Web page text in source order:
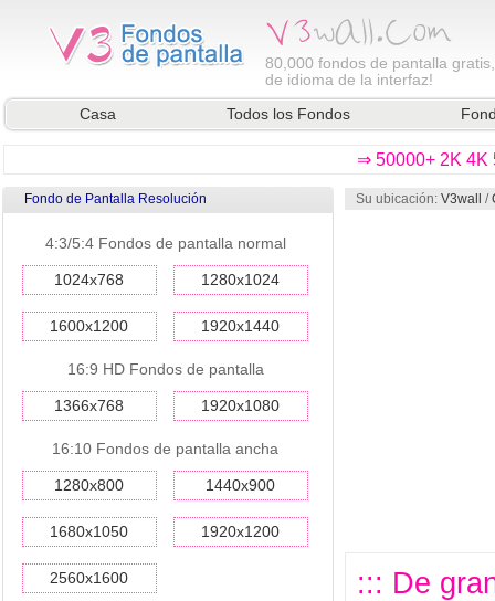
80,000 fondos de pantalla
de idioma de la interfaz!
Casa
Todos los Fondos
⇒ 50000+ 2K 4K
Fondo de Pantalla Resolución
4:3/5:4 Fondos de pantalla normal
1024x768 1280x1024
1600x1200 1920x1440
16:9 HD Fondos de pantalla
1366x768 1920x1080
16:10 Fondos de pantalla ancha
1280x800 1440x900
1680x1050 1920x1200
2560x1600
Su ubicación: V3wall /
::: De